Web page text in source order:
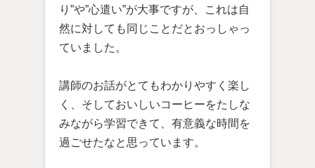
り”や”心遣い”が大事ですが、これは自
然に対しても同じことだとおっしゃっ
ていました。
講師のお話がとてもわかりやすく楽し
く、そしておいしいコーヒーをたしな
みながら学習できて、有意義な時間を
過ごせたなと思っています。